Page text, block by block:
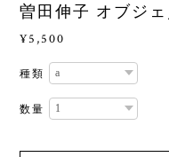
曽田伸子 オブジ
¥5,500
種類
数量